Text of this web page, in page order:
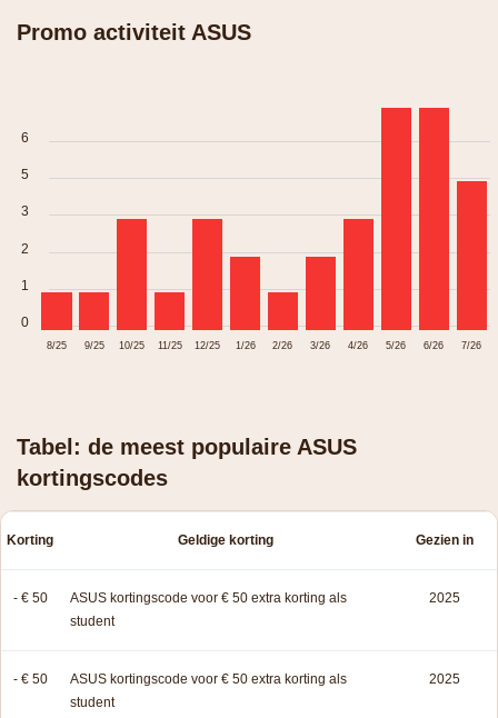
Promo activiteit ASUS
6
5
3
2
1
0
8/25 9/25 10/25 11/25 12/25 1/26 2/26 3/26 4/26 5/26 6/26 7/26
Tabel: de meest populaire ASUS
kortingscodes
Korting Geldige korting Gezien in
- € 50
ASUS kortingscode voor € 50 extra korting als
student
2025
- € 50
ASUS kortingscode voor € 50 extra korting als
student
2025